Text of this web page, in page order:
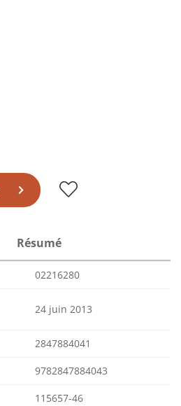
Résumé
02216280
24 juin 2013
2847884041
9782847884043
115657-46